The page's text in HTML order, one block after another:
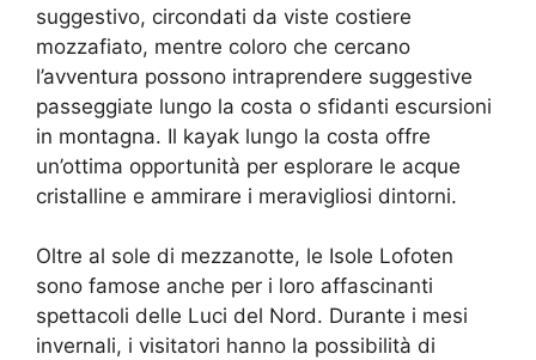
suggestivo, circondati da viste costiere
mozzafiato, mentre coloro che cercano
l’avventura possono intraprendere suggestive
passeggiate lungo la costa o sfidanti escursioni
in montagna. Il kayak lungo la costa offre
un’ottima opportunità per esplorare le acque
cristalline e ammirare i meravigliosi dintorni.
Oltre al sole di mezzanotte, le Isole Lofoten
sono famose anche per i loro affascinanti
spettacoli delle Luci del Nord. Durante i mesi
invernali, i visitatori hanno la possibilità di